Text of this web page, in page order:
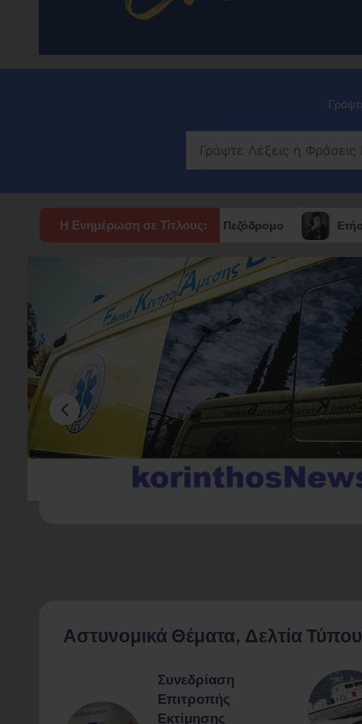
Η Ενημέρωση σε Τίτλους:
στο Πεζόδρομο Ετήσιο Ιερό Μνημόσυνο του
Αστυνομικά Θέματα, Δελτία
Συνεδρίαση
Επιτροπής
Εκτίμησης